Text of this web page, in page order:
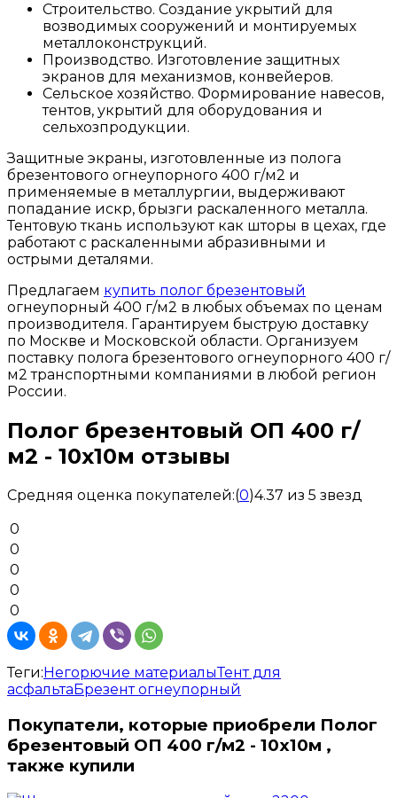
Строительство. Создание укрытий для
возводимых сооружений и монтируемых
металлоконструкций.
Производство. Изготовление защитных
экранов для механизмов, конвейеров.
Сельское хозяйство. Формирование навесов,
тентов, укрытий для оборудования и
сельхозпродукции.
Защитные экраны, изготовленные из полога
брезентового огнеупорного 400 г/м2 и
применяемые в металлургии, выдерживают
попадание искр, брызги раскаленного металла.
Тентовую ткань используют как шторы в цехах, где
работают с раскаленными абразивными и
острыми деталями.
Предлагаем купить полог брезентовый
огнеупорный 400 г/м2 в любых объемах по ценам
производителя. Гарантируем быструю доставку
по Москве и Московской области. Организуем
поставку полога брезентового огнеупорного 400 г/
м2 транспортными компаниями в любой регион
России.
Полог брезентовый ОП 400 г/
м2 - 10x10м отзывы
Средняя оценка покупателей:(0)4.37 из 5 звезд
0
0
0
0
0
Теги: Негорючие материалыТент для
асфальта Брезент огнеупорный
Покупатели, которые приобрели Полог
брезентовый ОП 400 г/м2 - 10x10м ,
также купили